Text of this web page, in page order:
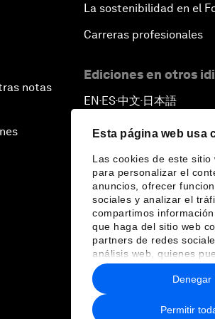
Esta página web usa
Las cookies de este sitio
para personalizar el
anuncios, ofrecer
sociales y analizar el
compartimos
que haga del sitio web
partners de redes
análisis web, quienes
combinarla con otra
haya proporcionado o
recopilado a partir del
hecho de sus servicios.
Permitir
Denegar
notas
La sostenibilidad en el
Carreras profesionales
Ediciones en otros
EN ▪ ES▪中文▪ 日本語